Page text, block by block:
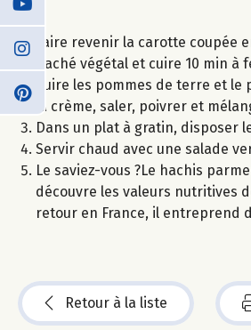
Faire revenir la carotte coupée
haché végétal et cuire 10 min
Cuire les pommes de terre et
la crème, saler, poivrer et
Dans un plat à gratin, disposer
Servir chaud avec une salade
Le saviez-vous ?Le hachis
découvre les valeurs nutritives
retour en France, il entreprend
Retour à la liste